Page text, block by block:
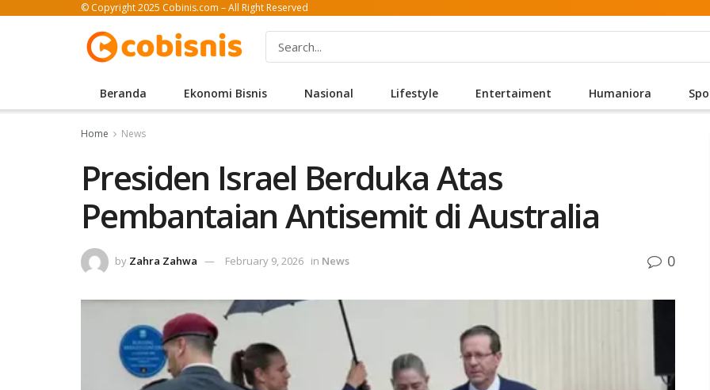
© Copyright 2025 Cobinis.com – All Right Reserved
Beranda Ekonomi Bisnis Nasional Lifestyle Entertaiment Humaniora
Home News
Presiden Israel Berduka Atas
Pembantaian Antisemit di Australia
by Zahra Zahwa February 9, 2026 in News 0